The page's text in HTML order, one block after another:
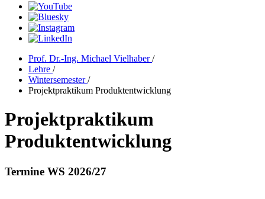
Prof. Dr.-Ing. Michael Vielhaber/
Lehre /
Wintersemester/
Projektpraktikum Produktentwicklung
Projektpraktikum
Produktentwicklung
Termine WS 2026/27